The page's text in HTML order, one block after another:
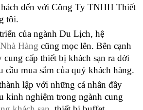
đến với Công Ty TNHH Thiết
tôi.
của ngành Du Lịch, hệ
Hàng cũng mọc lên. Bên cạnh
cấp thiết bị khách sạn ra đời
cầu mua sắm của quý khách hàng.
lập với những cá nhân đầy
kinh nghiệm trong ngành cung